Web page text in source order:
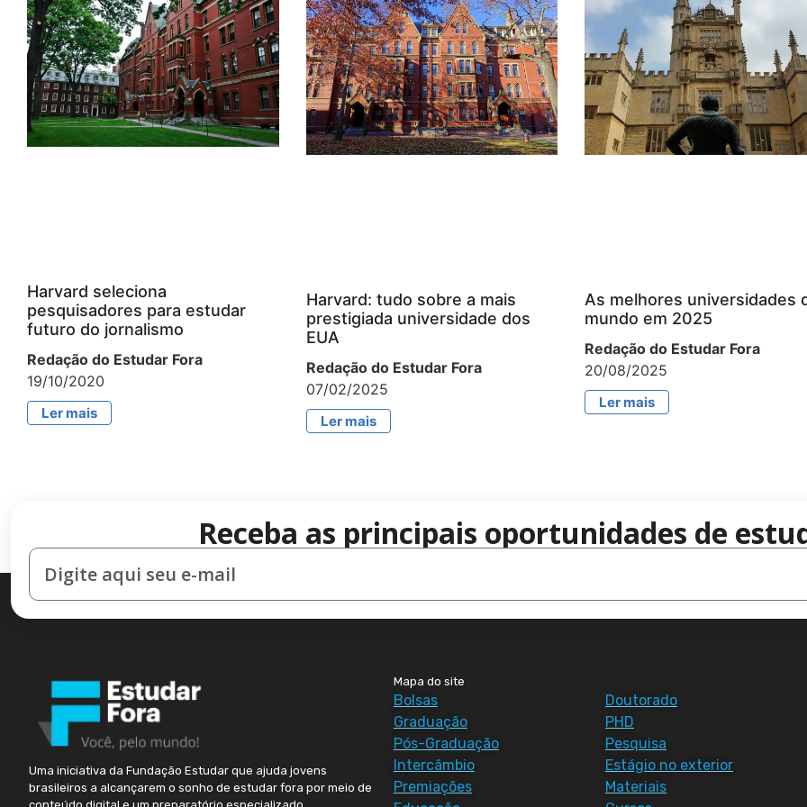
Harvard seleciona
pesquisadores para estudar
futuro do jornalismo
Redação do Estudar Fora
19/10/2020
Ler mais
Harvard: tudo sobre a mais
prestigiada universidade dos
EUA
Redação do Estudar Fora
07/02/2025
Ler mais
As melhores universidades
mundo em 2025
Redação do Estudar Fora
20/08/2025
Ler mais
Receba as principais oportunidades de
Uma iniciativa da Fundação Estudar que ajuda jovens
brasileiros a alcançarem o sonho de estudar fora por meio de
Mapa do site
Bolsas
Graduação
Pós-Graduação
Intercâmbio
Premiações
Doutorado
PHD
Pesquisa
Estágio no exterior
Materiais